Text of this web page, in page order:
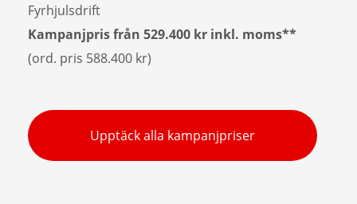
Fyrhjulsdrift
Kampanjpris från 529.400 kr inkl. moms**
(ord. pris 588.400 kr)
Upptäck alla kampanjpriser